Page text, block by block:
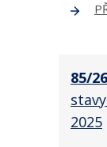
85/26
2025